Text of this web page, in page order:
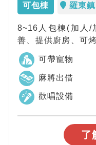
可包棟 羅東鎮
8~16人包棟(加人/
善、提供廚房、可
童遊戲區，不論是
可帶寵物
麻將出借
歡唱設備
了